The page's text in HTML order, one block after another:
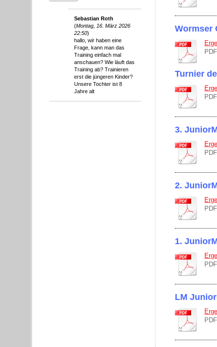
Sebastian Roth
(Montag, 16. März 2026
22:50)
hallo, wir haben eine
Frage, kann man das
Training einfach mal
anschauen? Wie läuft das
Training ab? Trainieren
erst die jüngeren Kinder?
Unsere Tochter ist 8
Jahre alt
Wormser
Turnier
3.
2.
1.
LM